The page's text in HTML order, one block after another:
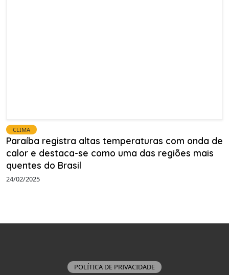
CLIMA
Paraíba registra altas temperaturas com onda de
calor e destaca-se como uma das regiões mais
quentes do Brasil
24/02/2025
POLÍTICA DE PRIVACIDADE